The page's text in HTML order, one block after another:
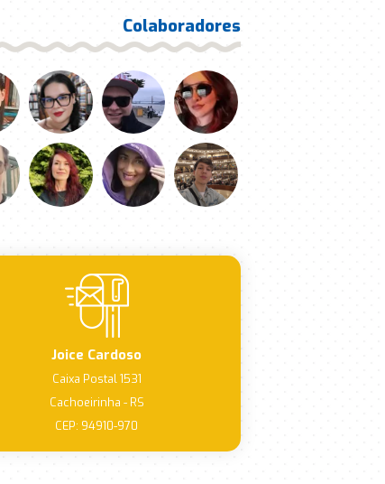
Colaboradores
Joice Cardoso
Caixa Postal 1531
Cachoeirinha - RS
CEP: 94910-970